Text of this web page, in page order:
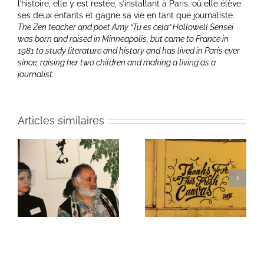
l’histoire, elle y est restée, s’installant à Paris, où elle élève
ses deux enfants et gagne sa vie en tant que journaliste.
The Zen teacher and poet Amy “Tu es cela” Hollowell Sensei
was born and raised in Minneapolis, but came to France in
1981 to study literature and history and has lived in Paris ever
since, raising her two children and making a living as a
journalist.
Articles similaires
Une toile fraîche
Un bouquet d’écriture
et méditation